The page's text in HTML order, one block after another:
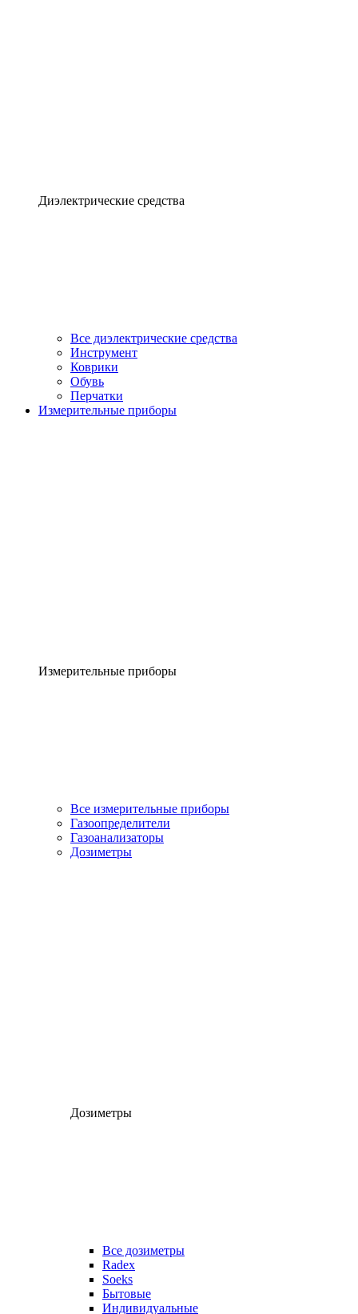
Диэлектрические средства
Все диэлектрические средства
Инструмент
Коврики
Обувь
Перчатки
Измерительные приборы
Измерительные приборы
Все измерительные приборы
Газоопределители
Газоанализаторы
Дозиметры
Дозиметры
Все дозиметры
Radex
Soeks
Бытовые
Индивидуальные